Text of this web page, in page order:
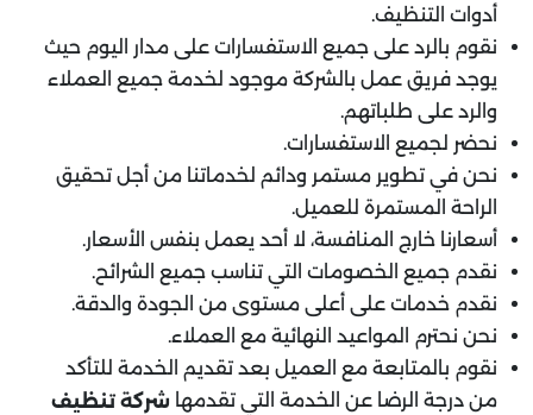
أدوات التنظيف.
نقوم بالرد على جميع الاستفسارات على مدار اليوم حيث
يوجد فريق عمل بالشركة موجود لخدمة جميع العملاء
والرد على طلباتهم.
نحضر لجميع الاستفسارات.
نحن في تطوير مستمر ودائم لخدماتنا من أجل تحقيق
الراحة المستمرة للعميل.
أسعارنا خارج المنافسة، لا أحد يعمل بنفس الأسعار.
نقدم جميع الخصومات التي تناسب جميع الشرائح.
نقدم خدمات على أعلى مستوى من الجودة والدقة.
نحن نحترم المواعيد النهائية مع العملاء.
نقوم بالمتابعة مع العميل بعد تقديم الخدمة للتأكد
من درجة الرضا عن الخدمة التي تقدمها شركة تنظيف